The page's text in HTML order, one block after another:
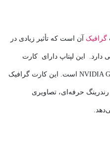
آن است که تأثیر زیادی در
این لپتاپ دارای کارت
گرافیک NVIDIA Geforce RTX 3070 Ti 8GB است. این کارت گرافیک
حرفه‌ای، تصاویری